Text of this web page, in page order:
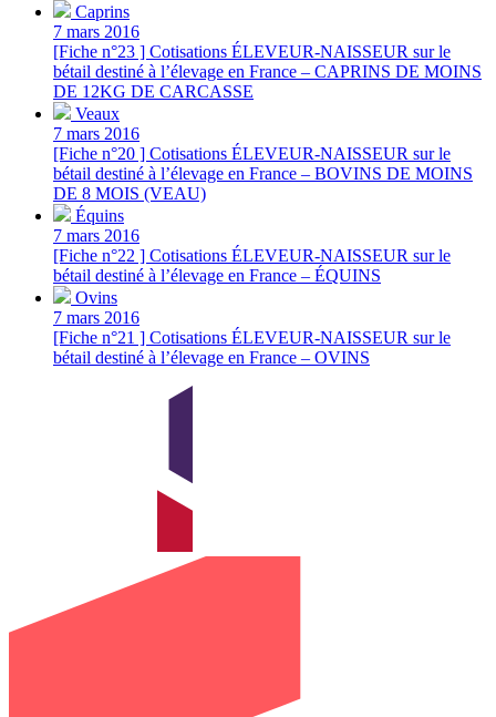
Caprins
7 mars 2016
[Fiche n°23 ] Cotisations ÉLEVEUR-NAISSEUR sur le
bétail destiné à l’élevage en France – CAPRINS DE MOINS
DE 12KG DE CARCASSE
Veaux
7 mars 2016
[Fiche n°20 ] Cotisations ÉLEVEUR-NAISSEUR sur le
bétail destiné à l’élevage en France – BOVINS DE MOINS
DE 8 MOIS (VEAU)
Équins
7 mars 2016
[Fiche n°22 ] Cotisations ÉLEVEUR-NAISSEUR sur le
bétail destiné à l’élevage en France – ÉQUINS
Ovins
7 mars 2016
[Fiche n°21 ] Cotisations ÉLEVEUR-NAISSEUR sur le
bétail destiné à l’élevage en France – OVINS